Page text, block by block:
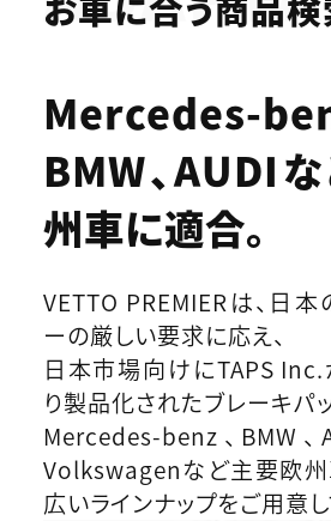
Mercedes-
BMW、AUDI
州車に適合。
VETTO PREMIERは、日
ーの厳しい要求に応え、
日本市場向けにTAPS
り製品化されたブレーキパッ
Mercedes-benz、BMW、
Volkswagenなど主要欧
広いラインナップをご用意し